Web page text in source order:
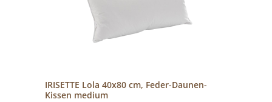
IRISETTE Lola 40x80 cm, Feder-Daunen-
Kissen medium